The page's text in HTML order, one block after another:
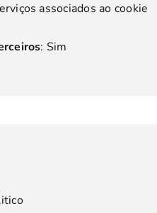
associados ao cookie
: Sim